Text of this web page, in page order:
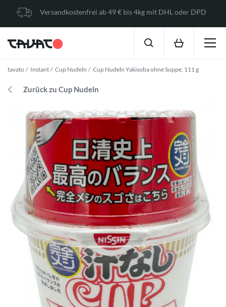
Versandkostenfrei ab 49 € bis 4kg mit DHL oder DPD
tavato Instant Cup Nudeln Cup Nudeln Yakisoba ohne Suppe, 111 g
Zurück zu Cup Nudeln